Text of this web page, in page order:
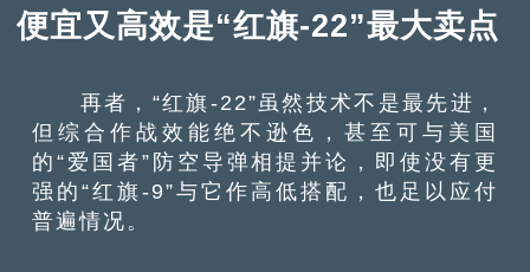
便宜又高效是“红旗-22”最大卖点
再者，“红旗-22”虽然技术不是最先进，
但综合作战效能绝不逊色，甚至可与美国
的“爱国者”防空导弹相提并论，即使没有更
强的“红旗-9”与它作高低搭配，也足以应付
普遍情况。